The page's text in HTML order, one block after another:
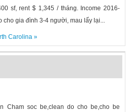
sf, rent $ 1,345 / tháng. Income 2016-
cho gia đình 3-4 người, mau lấy lại...
Carolina»
Cham soc be,clean do cho be,cho be